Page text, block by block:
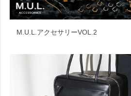
M.U.L.アクセサリーVOL.2